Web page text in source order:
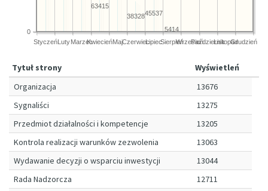
StyczeńLutyMarzecKwiecieńMajCzerwiecLipiecSierpieńWrzesieńPaździernikListopadGrudzień
0 5414
45537
38328
63415
Tytuł strony Wyświetleń
Organizacja
13676
Sygnaliści
13275
Przedmiot działalności i kompetencje
13205
Kontrola realizacji warunków zezwolenia
13063
Wydawanie decyzji o wsparciu inwestycji
13044
Rada Nadzorcza
12711